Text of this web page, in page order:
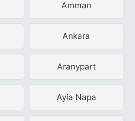
Amman
Ankara
Aranypart
Ayia Napa